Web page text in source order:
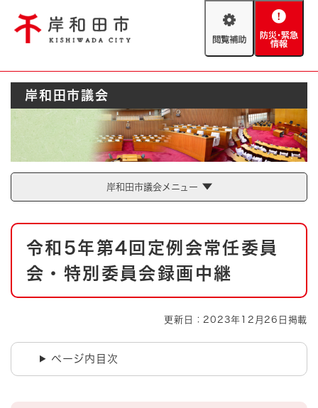
閲
助
防
緊
情
報
Foreign language
やさしい日本語
とじる
防災・緊急情報
ハザードマップ AED設置箇所
とじる
岸和田市議会
岸和田市議会メニュー
本
令和5年第4回定例会常任委員
会・特別委員会録画中継
更新日：2023年12月26日掲載
ページ内目次